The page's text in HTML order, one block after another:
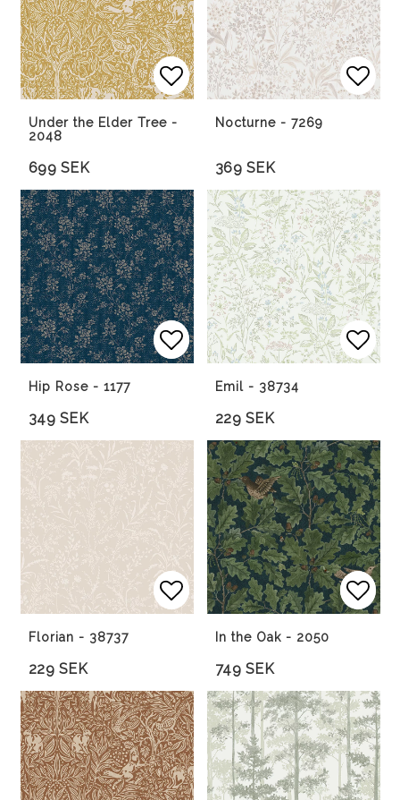
Lägg till i favoritlistan
Lägg till i favoritlistan
Under the Elder Tree -
2048
699 SEK
Nocturne - 7269
369 SEK
Lägg till i favoritlistan
Lägg till i favoritlistan
Hip Rose - 1177
349 SEK
Emil - 38734
229 SEK
Lägg till i favoritlistan
Lägg till i favoritlistan
Florian - 38737
229 SEK
In the Oak - 2050
749 SEK